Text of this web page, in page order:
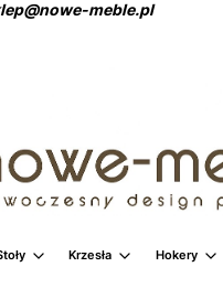
meble.pl
Krzesła Hokery